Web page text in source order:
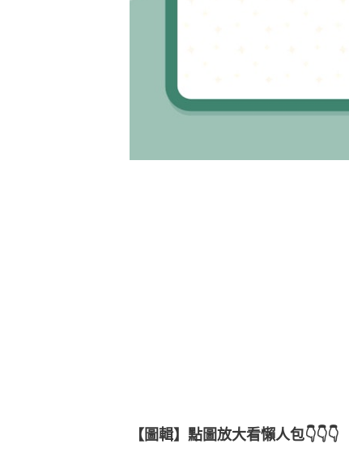
【圖輯】點圖放大看懶人包👇👇👇